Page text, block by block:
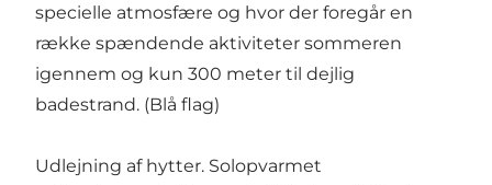
specielle atmosfære og hvor der foregår en
række spændende aktiviteter sommeren
igennem og kun 300 meter til dejlig
badestrand. (Blå flag)
Udlejning af hytter. Solopvarmet